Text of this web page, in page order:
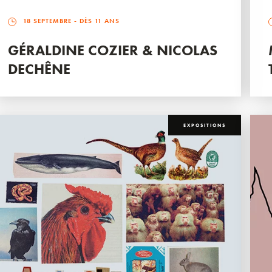
18 SEPTEMBRE - DÈS 11 ANS
GÉRALDINE COZIER & NICOLAS
DECHÊNE
EXPOSITIONS